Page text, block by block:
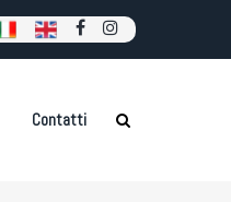
Contatti